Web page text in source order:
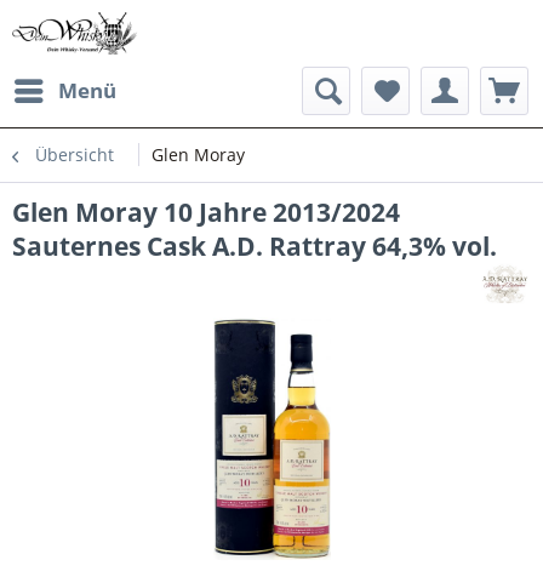
Menü
Übersicht Glen Moray
Glen Moray 10 Jahre 2013/2024
Sauternes Cask A.D. Rattray 64,3% vol.